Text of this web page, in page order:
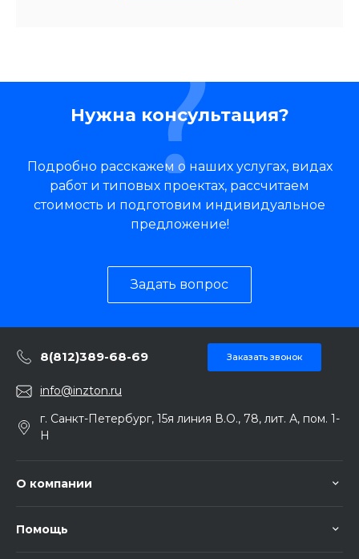
Нужна консультация?
Подробно расскажем о наших услугах, видах
работ и типовых проектах, рассчитаем
стоимость и подготовим индивидуальное
предложение!
Задать вопрос
8(812)389-68-69 Заказать звонок
info@inzton.ru
г. Санкт-Петербург, 15я линия В.О., 78, лит. А, пом. 1-
Н
О компании
Помощь